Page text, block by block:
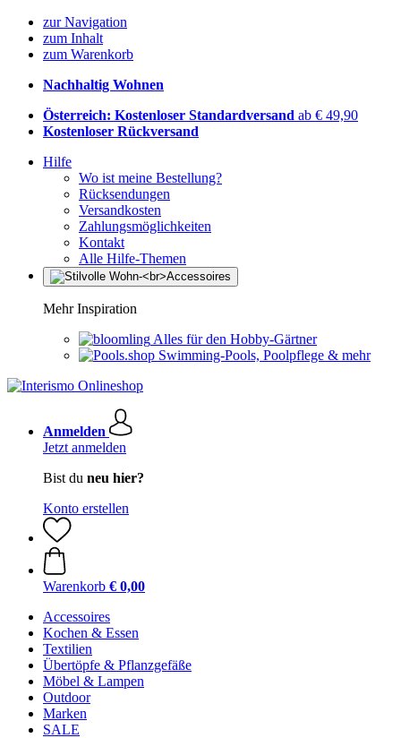
zur Navigation
zum Inhalt
zum Warenkorb
Nachhaltig Wohnen
Österreich: Kostenloser Standardversand ab € 49,90
Kostenloser Rückversand
Hilfe
Wo ist meine Bestellung?
Rücksendungen
Versandkosten
Zahlungsmöglichkeiten
Kontakt
Alle Hilfe-Themen
Mehr Inspiration
Alles für den Hobby-Gärtner
Swimming-Pools, Poolpflege & mehr
Anmelden
Jetzt anmelden
Bist du neu hier?
Konto erstellen
Warenkorb € 0,00
Accessoires
Kochen & Essen
Textilien
Übertöpfe & Pflanzgefäße
Möbel & Lampen
Outdoor
Marken
SALE